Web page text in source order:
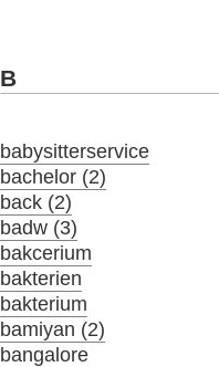
B
babysitterservice
bachelor (2)
back (2)
badw (3)
bakcerium
bakterien
bakterium
bamiyan (2)
bangalore